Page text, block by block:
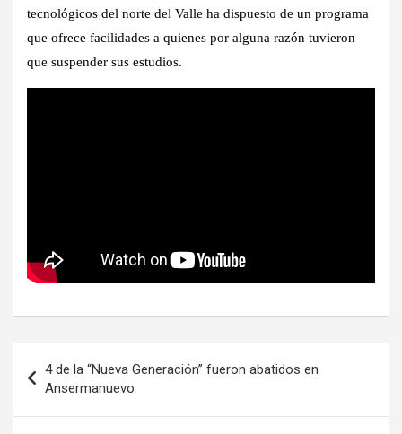
tecnológicos del norte del Valle ha dispuesto de un programa
que ofrece facilidades a quienes por alguna razón tuvieron
que suspender sus estudios.
de
entradas
4 de la “Nueva Generación” fueron abatidos en
Ansermanuevo